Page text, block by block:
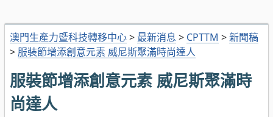
澳門生產力暨科技轉移中心> 最新消息 > CPTTM >新聞稿
> 服裝節增添創意元素 威尼斯聚滿時尚達人
服裝節增添創意元素 威尼斯聚滿時
尚達人